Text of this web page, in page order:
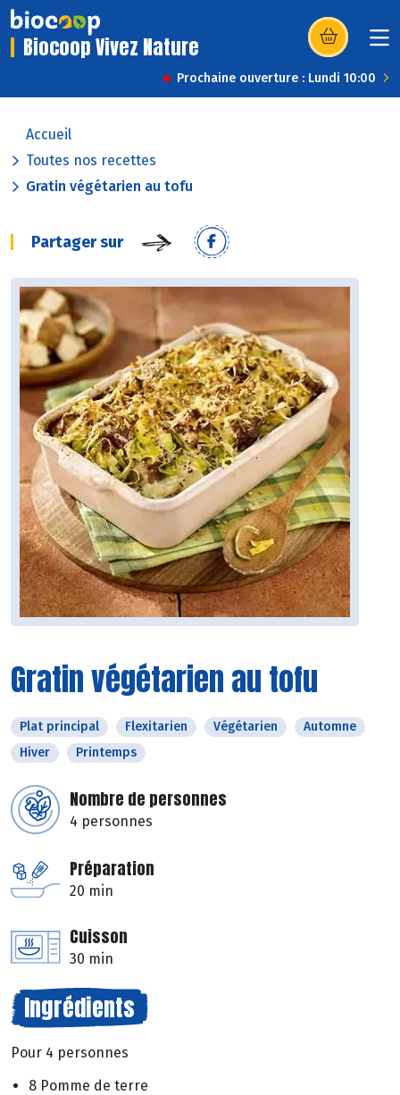
Biocoop Vivez Nature (s’ouvre dans
Prochaine ouverture : Lundi 10:00
Accueil
Toutes nos recettes
Gratin végétarien au tofu
Partager sur
Gratin végétarien au tofu
Plat principal Flexitarien Végétarien
Automne
Hiver
Printemps
Nombre de personnes
4 personnes
Préparation
20 min
Cuisson
30 min
Ingrédients
Pour 4 personnes
8 Pomme de terre